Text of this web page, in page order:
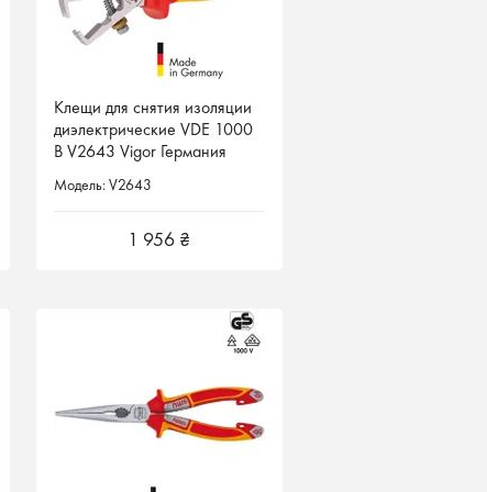
Клещи для снятия изоляции
диэлектрические VDE 1000
В V2643 Vigor Германия
Модель: V2643
1 956 ₴
Клещи для снятия изоляции
диэлектрические VDE 1000
В V2643 Vigor Германия
Модель: V2643
1 956 ₴